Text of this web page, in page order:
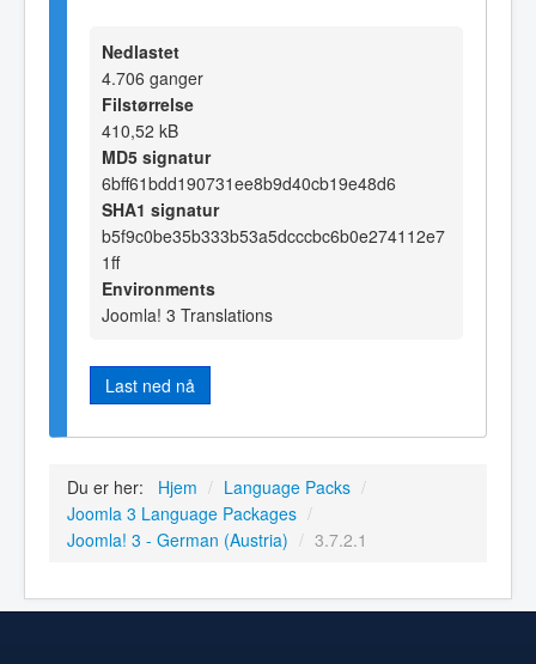
Nedlastet
4.706 ganger
Filstørrelse
410,52 kB
MD5 signatur
6bff61bdd190731ee8b9d40cb19e48d6
SHA1 signatur
b5f9c0be35b333b53a5dcccbc6b0e274112e7
1ff
Environments
Joomla! 3 Translations
Last ned nå
Du er her: Hjem / Language Packs /
Joomla 3 Language Packages /
Joomla! 3 - German (Austria) / 3.7.2.1